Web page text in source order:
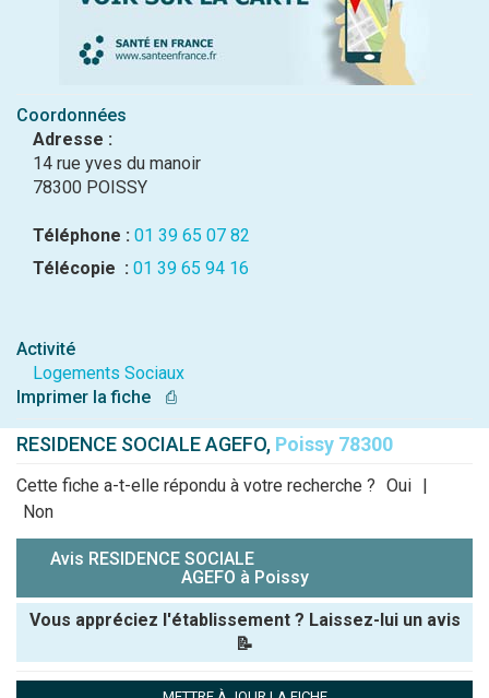
Coordonnées
Adresse :
14 rue yves du manoir
78300 POISSY
Téléphone : 01 39 65 07 82
Télécopie : 01 39 65 94 16
Activité
Logements Sociaux
Imprimer la fiche
⎙
RESIDENCE SOCIALE AGEFO, Poissy 78300
Cette fiche a-t-elle répondu à votre recherche ? Oui |
Non
Avis RESIDENCE SOCIALE
AGEFO à Poissy
Vous appréciez l'établissement ? Laissez-lui un avis
📝